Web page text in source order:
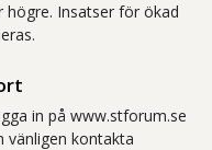
högre. Insatser för ökad
in på www.stforum.se
vänligen kontakta